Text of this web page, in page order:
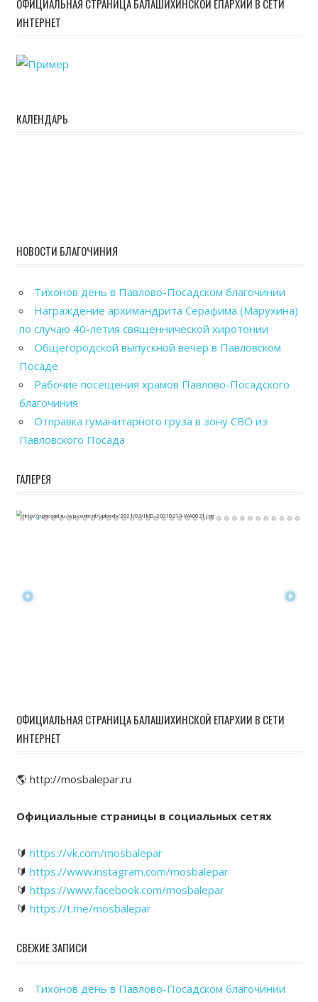
ОФИЦИАЛЬНАЯ СТРАНИЦА БАЛАШИХИНСКОЙ ЕПАРХИИ В СЕТИ
ИНТЕРНЕТ
КАЛЕНДАРЬ
НОВОСТИ БЛАГОЧИНИЯ
Тихонов день в Павлово-Посадском благочинии
Награждение архимандрита Серафима (Марухина)
по случаю 40-летия священнической хиротонии
Общегородской выпускной вечер в Павловском
Посаде
Рабочие посещения храмов Павлово-Посадского
благочиния
Отправка гуманитарного груза в зону СВО из
Павловского Посада
ГАЛЕРЕЯ
ОФИЦИАЛЬНАЯ СТРАНИЦА БАЛАШИХИНСКОЙ ЕПАРХИИ В СЕТИ
ИНТЕРНЕТ
🌎 http://mosbalepar.ru
Официальные страницы в социальных сетях
🔰 https://vk.com/mosbalepar
🔰 https://www.instagram.com/mosbalepar
🔰 https://www.facebook.com/mosbalepar
🔰 https://t.me/mosbalepar
СВЕЖИЕ ЗАПИСИ
Тихонов день в Павлово-Посадском благочинии